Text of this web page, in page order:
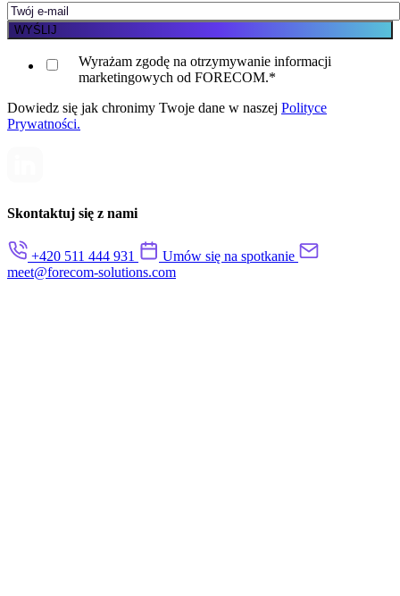
Wyrażam zgodę na otrzymywanie informacji
marketingowych od FORECOM.*
Dowiedz się jak chronimy Twoje dane w naszej Polityce
Prywatności.
Skontaktuj się z nami
+420 511 444 931
Umów się na spotkanie
meet@forecom-solutions.com